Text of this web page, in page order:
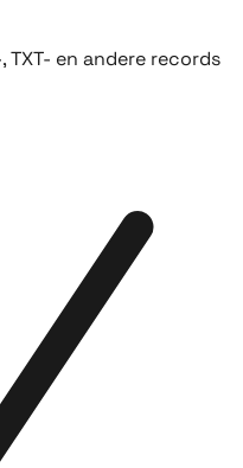
TXT- en andere records